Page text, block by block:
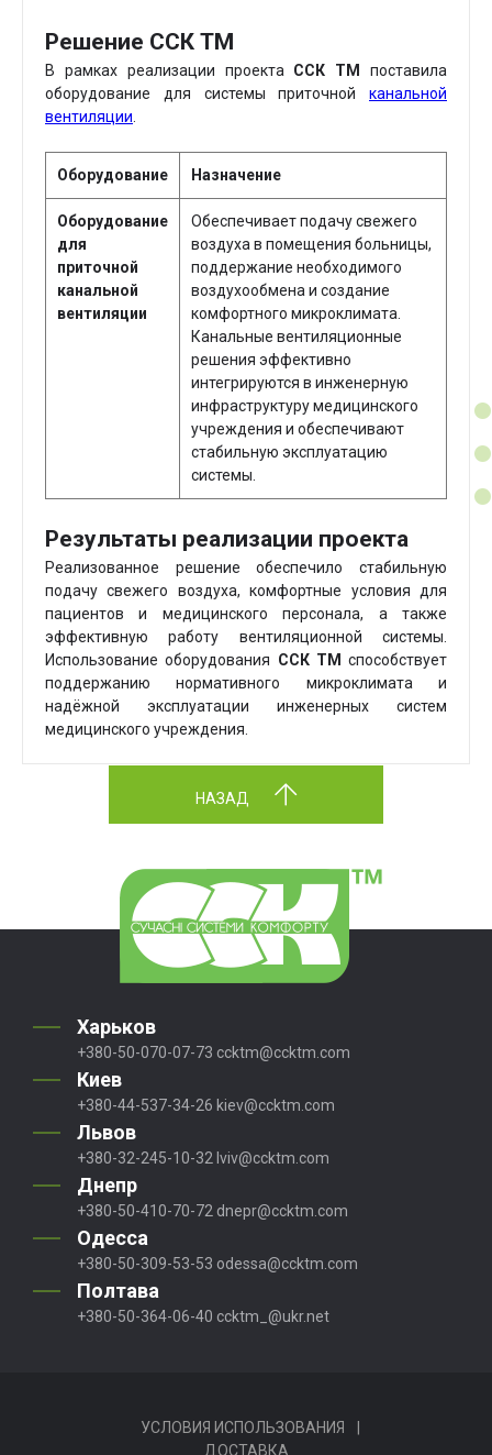
Решение ССК ТМ
В рамках реализации проекта ССК ТМ
поставила
оборудование для системы приточной канальной
вентиляции
Оборудование Назначение
Оборудование
для
приточной
канальной
вентиляции
Обеспечивает подачу свежего
воздуха в помещения больницы,
поддержание необходимого
воздухообмена и создание
комфортного микроклимата.
Канальные вентиляционные
решения эффективно
интегрируются в инженерную
инфраструктуру медицинского
учреждения и обеспечивают
стабильную эксплуатацию
системы.
Результаты реализации проекта
Реализованное решение обеспечило стабильную
подачу свежего воздуха, комфортные условия для
пациентов и медицинского персонала, а также
эффективную работу вентиляционной системы.
Использование оборудования ССК ТМ способствует
поддержанию нормативного микроклимата и
надёжной эксплуатации инженерных систем
медицинского учреждения.
НАЗАД
Харьков
+380-50-070-07-73 ccktm@ccktm.com
Киев
+380-44-537-34-26 kiev@ccktm.com
Львов
+380-32-245-10-32 lviv@ccktm.com
Днепр
+380-50-410-70-72 dnepr@ccktm.com
Одесса
+380-50-309-53-53 odessa@ccktm.com
Полтава
+380-50-364-06-40 ccktm_@ukr.net
УСЛОВИЯ ИСПОЛЬЗОВАНИЯ
ДОСТАВКА